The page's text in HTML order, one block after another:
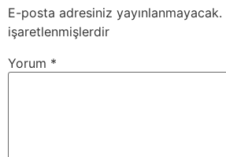
E-posta adresiniz yayınlanmayacak.
işaretlenmişlerdir
Yorum *